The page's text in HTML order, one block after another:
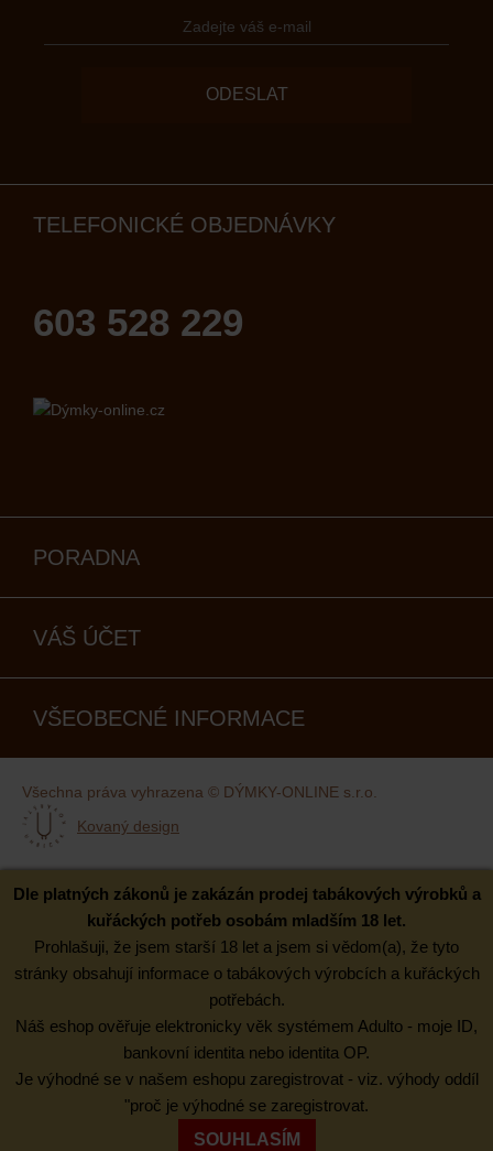
ODESLAT
TELEFONICKÉ OBJEDNÁVKY
603 528 229
PORADNA
VÁŠ ÚČET
VŠEOBECNÉ INFORMACE
Všechna práva vyhrazena © DÝMKY-ONLINE s.r.o.
Kovaný design
Dle platných zákonů je zakázán prodej tabákových výrobků a
kuřáckých potřeb osobám mladším 18 let.
Prohlašuji, že jsem starší 18 let a jsem si vědom(a), že tyto
stránky obsahují informace o tabákových výrobcích a kuřáckých
potřebách.
Náš eshop ověřuje elektronicky věk systémem Adulto - moje ID,
bankovní identita nebo identita OP.
Je výhodné se v našem eshopu zaregistrovat - viz. výhody oddíl
"proč je výhodné se zaregistrovat.
SOUHLASÍM